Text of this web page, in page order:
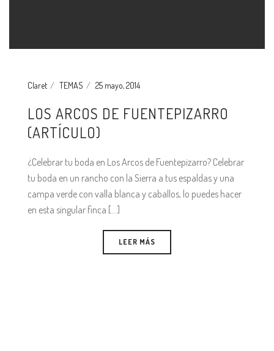
Claret TEMAS 25 mayo, 2014
LOS ARCOS DE FUENTEPIZARRO
(ARTÍCULO)
¿Celebrar tu boda en Los Arcos de Fuentepizarro? Celebrar
tu boda en un rancho con la Sierra a tus espaldas y una
campa verde con valla blanca y caballos, lo puedes hacer
en esta singular finca [...]
LEER MÁS